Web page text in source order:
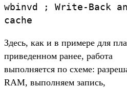
wbinvd ; Write-Back
cache
Здесь, как и в примере для
приведенном ранее, работа
выполняется по схеме:
RAM, выполняем запись,